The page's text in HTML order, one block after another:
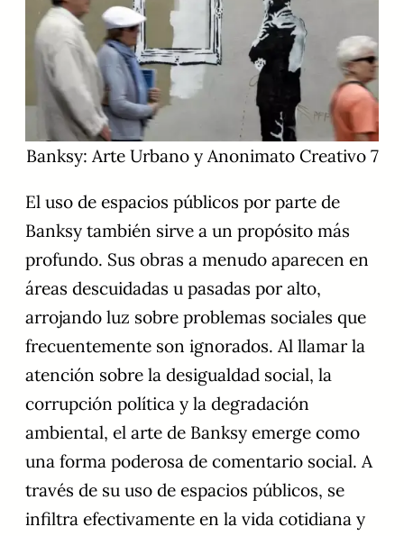
Banksy: Arte Urbano y Anonimato Creativo 7
El uso de espacios públicos por parte de
Banksy también sirve a un propósito más
profundo. Sus obras a menudo aparecen en
áreas descuidadas u pasadas por alto,
arrojando luz sobre problemas sociales que
frecuentemente son ignorados. Al llamar la
atención sobre la desigualdad social, la
corrupción política y la degradación
ambiental, el arte de Banksy emerge como
una forma poderosa de comentario social. A
través de su uso de espacios públicos, se
infiltra efectivamente en la vida cotidiana y